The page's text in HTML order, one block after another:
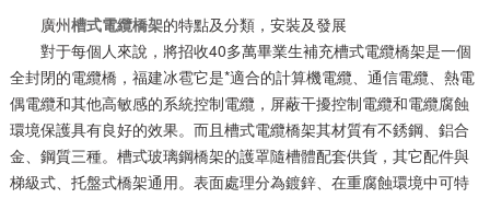
廣州槽式電纜橋架的特點及分類，安裝及發展
對于每個人來說，將招收40多萬畢業生補充槽式電纜橋架是一個
全封閉的電纜橋，福建冰雹它是*適合的計算機電纜、通信電纜、熱電
偶電纜和其他高敏感的系統控制電纜，屏蔽干擾控制電纜和電纜腐蝕
環境保護具有良好的效果。而且槽式電纜橋架其材質有不銹鋼、鋁合
金、鋼質三種。槽式玻璃鋼橋架的護罩隨槽體配套供貨，其它配件與
梯級式、托盤式橋架通用。表面處理分為鍍鋅、在重腐蝕環境中可特